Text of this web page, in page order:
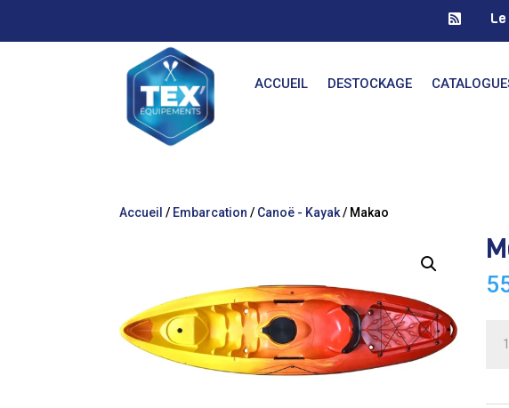

ACCUEIL DESTOCKAGE
Accueil / Embarcation / Canoë - Kayak/ Makao